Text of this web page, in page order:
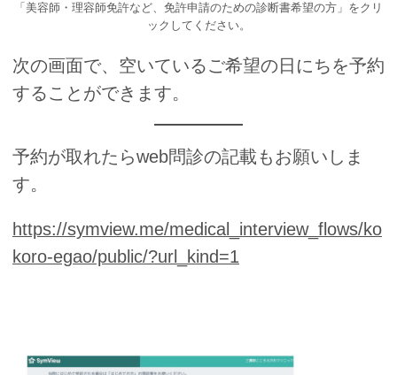
「美容師・理容師免許など、免許申請のための診断書希望の方」をクリ
ックしてください。
次の画面で、空いているご希望の日にちを予約
することができます。
予約が取れたらweb問診の記載もお願いしま
す。
https://symview.me/medical_interview_flows/ko
koro-egao/public/?url_kind=1